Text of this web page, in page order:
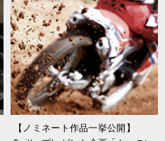
【ノミネート作品一挙公開】